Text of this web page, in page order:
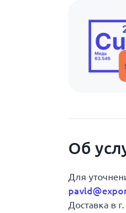
Об
Для
Доставка в